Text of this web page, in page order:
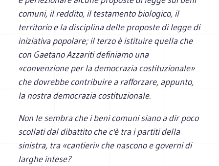
comuni, il reddito, il testamento biologico, il
territorio e la disciplina delle proposte di legge di
iniziativa popolare; il terzo è istituire quella che
con Gaetano Azzariti definiamo una
«convenzione per la democrazia costituzionale»
che dovrebbe contribuire a rafforzare, appunto,
la nostra democrazia costituzionale.
Non le sembra che i beni comuni siano a dir poco
scollati dal dibattito che c'è tra i partiti della
sinistra, tra «cantieri» che nascono e governi di
larghe intese?